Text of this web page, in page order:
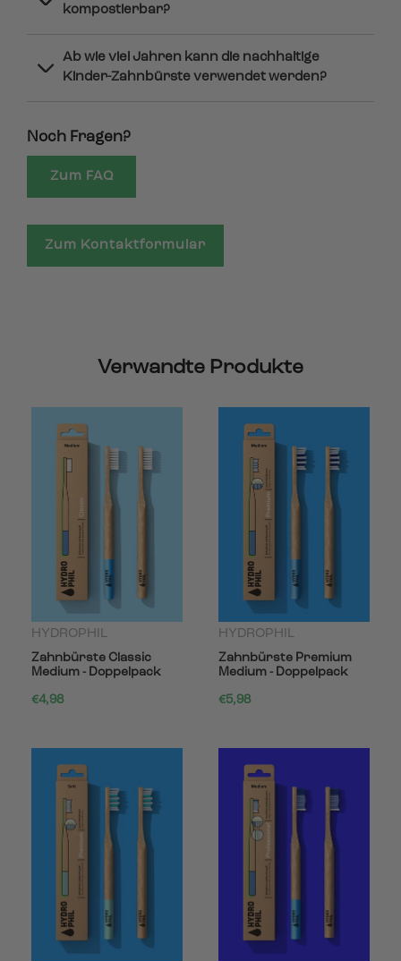
kompostierbar?
Ab wie viel Jahren kann die nachhaltige
Kinder-Zahnbürste verwendet werden?
Noch Fragen?
Zum FAQ
Zum Kontaktformular
Verwandte Produkte
HYDROPHIL
Zahnbürste Classic
Medium - Doppelpack
€4,98
HYDROPHIL
Zahnbürste Premium
Medium - Doppelpack
€5,98